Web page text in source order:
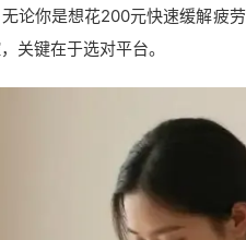
论你是想花200元快速缓解疲
关键在于选对平台。